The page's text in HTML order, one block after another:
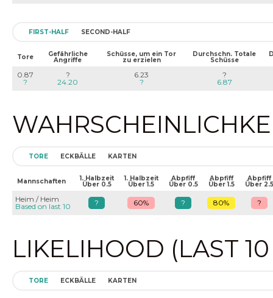
FIRST-HALF SECOND-HALF
Tore Gefährliche
Angriffe
Schüsse, um ein Tor
zu erzielen
Durchschn. Totale
Schüsse
0.87
?
?
24.20
6.23
?
?
6.87
TORE ECKBÄLLE KARTEN
Mannschaften 1. Halbzeit
Über 0.5
1. Halbzeit
Über 1.5
Abpfiff
Über 0.5
Abpfiff
Über 1.5
Abpfiff
Über 2.5
Heim / Heim
Based on last 10
? 60% ? 80% ?
LIKELIHOOD (LAST
TORE ECKBÄLLE KARTEN